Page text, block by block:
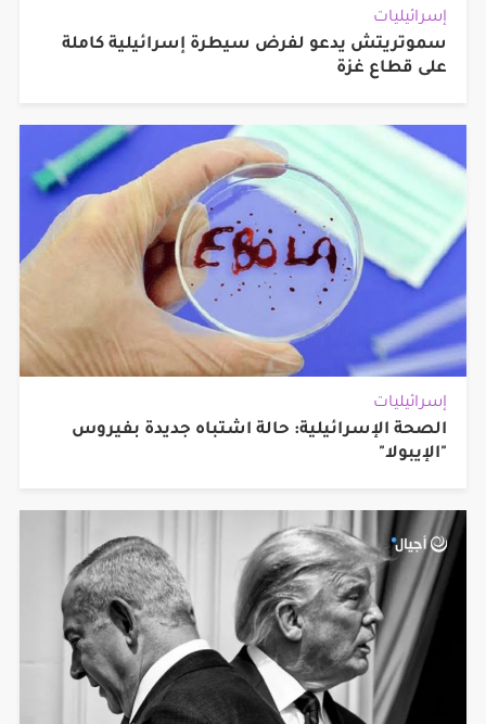
إسرائيليات
سموتريتش يدعو لفرض سيطرة إسرائيلية كاملة
على قطاع غزة
إسرائيليات
الصحة الإسرائيلية: حالة اشتباه جديدة بفيروس
"الإيبولا"